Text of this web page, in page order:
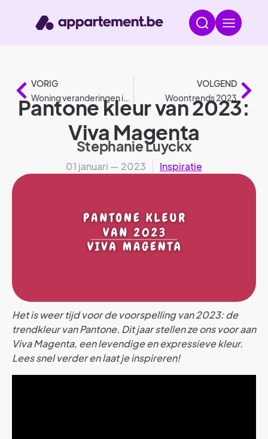
VORIG
Woning veranderingen in 2023
VOLGEND
Woontrends 2023
Pantone kleur van 2023:
Viva Magenta
Stephanie Luyckx
01 januari — 2023 Inspiratie
Het is weer tijd voor de voorspelling van 2023: de
trendkleur van Pantone. Dit jaar stellen ze ons voor aan
Viva Magenta, een levendige en expressieve kleur.
Lees snel verder en laat je inspireren!